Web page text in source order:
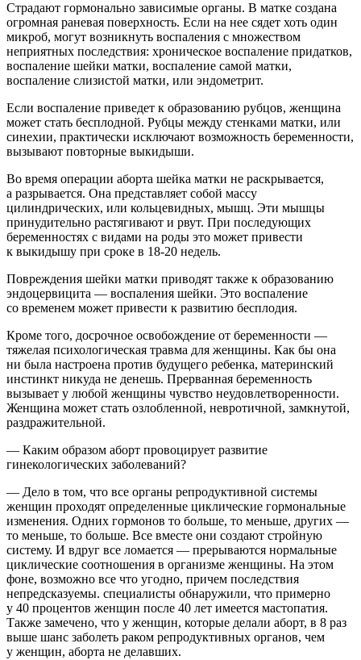
Страдают гормонально зависимые органы. В матке создана
огромная раневая поверхность. Если на нее сядет хоть один
микроб, могут возникнуть воспаления с множеством
неприятных последствия: хроническое воспаление придатков,
воспаление шейки матки, воспаление самой матки,
воспаление слизистой матки, или эндометрит.
Если воспаление приведет к образованию рубцов, женщина
может стать бесплодной. Рубцы между стенками матки, или
синехии, практически исключают возможность беременности,
вызывают повторные выкидыши.
Во время операции аборта шейка матки не раскрывается,
а разрывается. Она представляет собой массу
цилиндрических, или кольцевидных, мышц. Эти мышцы
принудительно растягивают и рвут. При последующих
беременностях с видами на роды это может привести
к выкидышу при сроке в 18-20 недель.
Повреждения шейки матки приводят также к образованию
эндоцервицита — воспаления шейки. Это воспаление
со временем может привести к развитию бесплодия.
Кроме того, досрочное освобождение от беременности —
тяжелая психологическая травма для женщины. Как бы она
ни была настроена против будущего ребенка, материнский
инстинкт никуда не денешь. Прерванная беременность
вызывает у любой женщины чувство неудовлетворенности.
Женщина может стать озлобленной, невротичной, замкнутой,
раздражительной.
— Каким образом аборт провоцирует развитие
гинекологических заболеваний?
— Дело в том, что все органы репродуктивной системы
женщин проходят определенные циклические гормональные
изменения. Одних гормонов то больше, то меньше, других —
то меньше, то больше. Все вместе они создают стройную
систему. И вдруг все ломается — прерываются нормальные
циклические соотношения в организме женщины. На этом
фоне, возможно все что угодно, причем последствия
непредсказуемы. специалисты обнаружили, что примерно
у 40 процентов женщин после 40 лет имеется мастопатия.
Также замечено, что у женщин, которые делали аборт, в 8 раз
выше шанс заболеть раком репродуктивных органов, чем
у женщин, аборта не делавших.